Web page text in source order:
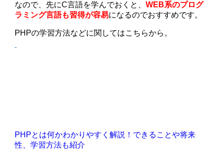
なので、先にC言語を学んでおくと、WEB系のプログ
ラミング言語も習得が容易になるのでおすすめです。
PHPの学習方法などに関してはこちらから。
PHPとは何かわかりやすく解説！できることや将来
性、学習方法も紹介